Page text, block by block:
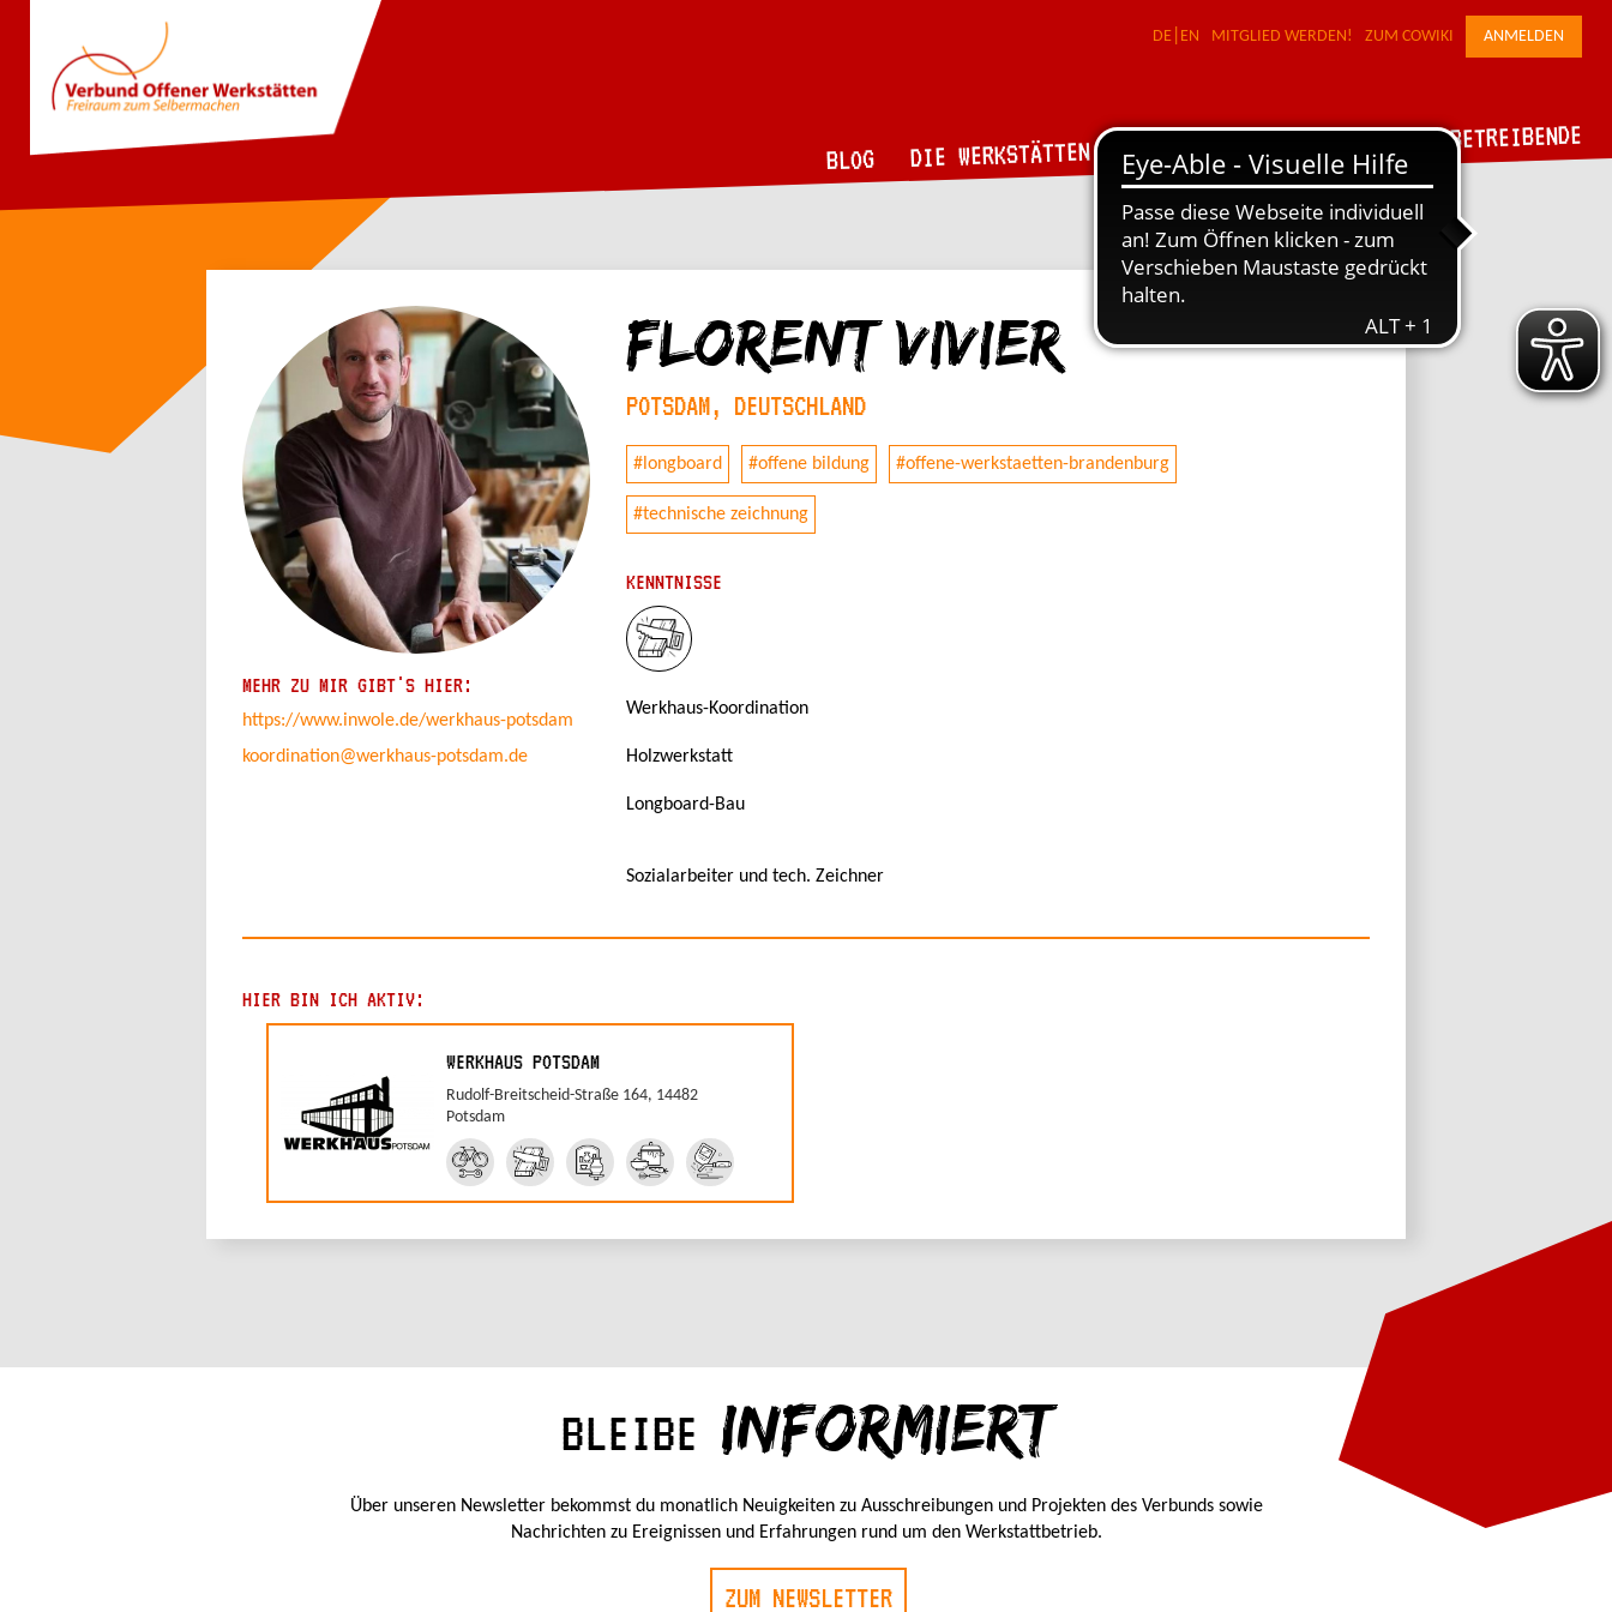
DE EN MITGLIED WERDEN! ZUM COWIKI ANMELDEN
BLOG DIE WERKSTÄTTEN DER VERBUND FÜR WERKSTATTBETREIBENDE
MEHR ZU MIR GIBT'S HIER:
https://www.inwole.de/werkhaus-potsdam
koordination@werkhaus-potsdam.de
Florent Vivier
POTSDAM, DEUTSCHLAND
#longboard #offene bildung #offene-werkstaetten-brandenburg
#technische zeichnung
KENNTNISSE
Werkhaus-Koordination
Holzwerkstatt
Longboard-Bau
Sozialarbeiter und tech. Zeichner
HIER BIN ICH AKTIV:
WERKHAUS POTSDAM
Rudolf-Breitscheid-Straße 164, 14482
Potsdam
BLEIBE INFORMIERT
Über unseren Newsletter bekommst du monatlich Neuigkeiten zu Ausschreibungen und Projekten des Verbunds sowie
Nachrichten zu Ereignissen und Erfahrungen rund um den Werkstattbetrieb.
ZUM NEWSLETTER